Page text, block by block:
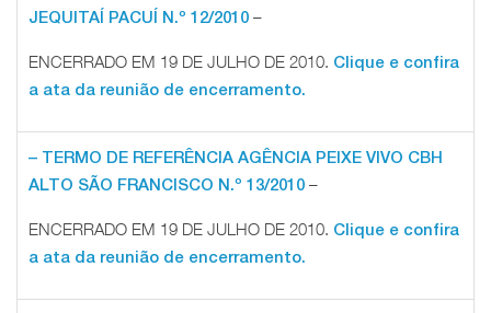
JEQUITAÍ PACUÍ N.º 12/2010 –
ENCERRADO EM 19 DE JULHO DE 2010. Clique e confira
a ata da reunião de encerramento.
– TERMO DE REFERÊNCIA AGÊNCIA PEIXE VIVO CBH
ALTO SÃO FRANCISCO N.º 13/2010 –
ENCERRADO EM 19 DE JULHO DE 2010. Clique e confira
a ata da reunião de encerramento.